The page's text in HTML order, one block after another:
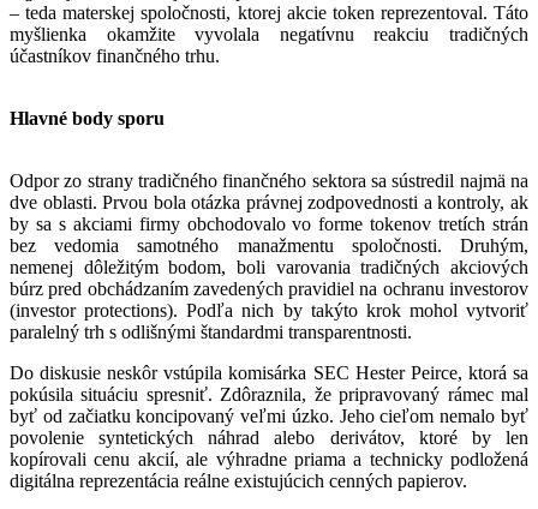
– teda materskej spoločnosti, ktorej akcie token reprezentoval. Táto
myšlienka okamžite vyvolala negatívnu reakciu tradičných
účastníkov finančného trhu.
Hlavné body sporu
Odpor zo strany tradičného finančného sektora sa sústredil najmä na
dve oblasti. Prvou bola otázka právnej zodpovednosti a kontroly, ak
by sa s akciami firmy obchodovalo vo forme tokenov tretích strán
bez vedomia samotného manažmentu spoločnosti. Druhým,
nemenej dôležitým bodom, boli varovania tradičných akciových
búrz pred obchádzaním zavedených pravidiel na ochranu investorov
(investor protections). Podľa nich by takýto krok mohol vytvoriť
paralelný trh s odlišnými štandardmi transparentnosti.
Do diskusie neskôr vstúpila komisárka SEC Hester Peirce, ktorá sa
pokúsila situáciu spresniť. Zdôraznila, že pripravovaný rámec mal
byť od začiatku koncipovaný veľmi úzko. Jeho cieľom nemalo byť
povolenie syntetických náhrad alebo derivátov, ktoré by len
kopírovali cenu akcií, ale výhradne priama a technicky podložená
digitálna reprezentácia reálne existujúcich cenných papierov.